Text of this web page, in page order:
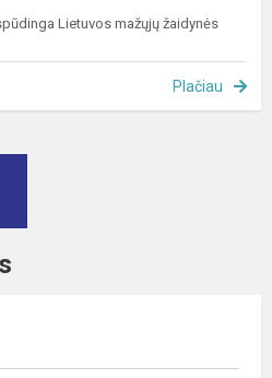
Lietuvos mažųjų žaidynės
Plačiau